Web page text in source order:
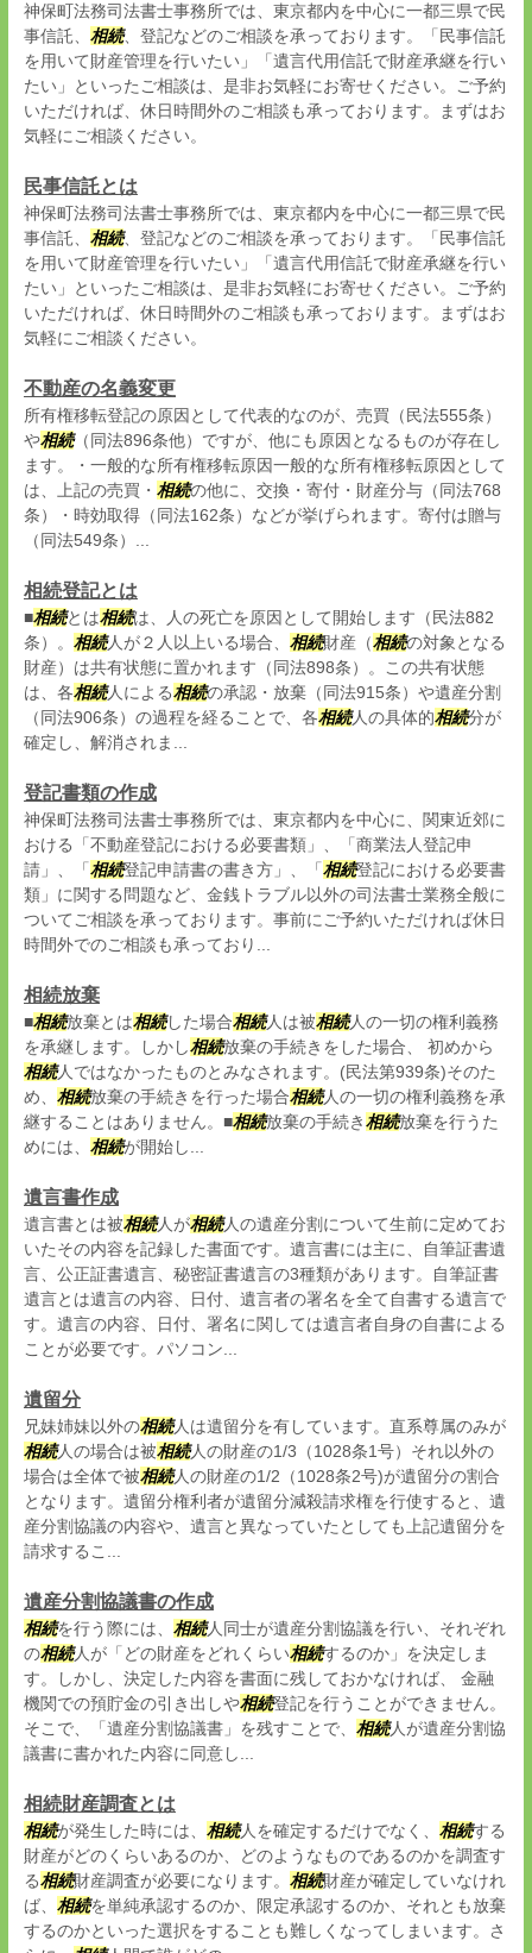
神保町法務司法書士事務所では、東京都内を中心に一都三県で民
事信託、 相続、登記などのご相談を承っております。「民事信託
を用いて財産管理を行いたい」「遺言代用信託で財産承継を行い
たい」といったご相談は、是非お気軽にお寄せください。ご予約
いただければ、休日時間外のご相談も承っております。まずはお
気軽にご相談ください。
民事信託とは
神保町法務司法書士事務所では、東京都内を中心に一都三県で民
事信託、 相続、登記などのご相談を承っております。「民事信託
を用いて財産管理を行いたい」「遺言代用信託で財産承継を行い
たい」といったご相談は、是非お気軽にお寄せください。ご予約
いただければ、休日時間外のご相談も承っております。まずはお
気軽にご相談ください。
不動産の名義変更
所有権移転登記の原因として代表的なのが、売買（民法555条）
や相続（同法896条他）ですが、他にも原因となるものが存在し
ます。・一般的な所有権移転原因一般的な所有権移転原因として
は、上記の売買・ 相続の他に、交換・寄付・財産分与（同法768
条）・時効取得（同法162条）などが挙げられます。寄付は贈与
（同法549条）...
相続登記とは
■相続とは相続は、人の死亡を原因として開始します（民法882
条）。 相続人が２人以上いる場合、 相続財産（相続の対象となる
財産）は共有状態に置かれます（同法898条）。この共有状態
は、各相続人による相続の承認・放棄（同法915条）や遺産分割
（同法906条）の過程を経ることで、各相続人の具体的相続分が
確定し、解消されま...
登記書類の作成
神保町法務司法書士事務所では、東京都内を中心に、関東近郊に
おける「不動産登記における必要書類」、「商業法人登記申
請」、「 相続登記申請書の書き方」、「 相続登記における必要書
類」に関する問題など、金銭トラブル以外の司法書士業務全般に
ついてご相談を承っております。事前にご予約いただければ休日
時間外でのご相談も承っており...
相続放棄
■相続放棄とは相続した場合相続人は被相続人の一切の権利義務
を承継します。しかし相続放棄の手続きをした場合、 初めから
相続人ではなかったものとみなされます。(民法第939条)そのた
め、 相続放棄の手続きを行った場合相続人の一切の権利義務を承
継することはありません。■相続放棄の手続き相続放棄を行うた
めには、 相続が開始し...
遺言書作成
遺言書とは被相続人が相続人の遺産分割について生前に定めてお
いたその内容を記録した書面です。遺言書には主に、自筆証書遺
言、公正証書遺言、秘密証書遺言の3種類があります。自筆証書
遺言とは遺言の内容、日付、遺言者の署名を全て自書する遺言で
す。遺言の内容、日付、署名に関しては遺言者自身の自書による
ことが必要です。パソコン...
遺留分
兄妹姉妹以外の相続人は遺留分を有しています。直系尊属のみが
相続人の場合は被相続人の財産の1/3（1028条1号）それ以外の
場合は全体で被相続人の財産の1/2（1028条2号)が遺留分の割合
となります。遺留分権利者が遺留分減殺請求権を行使すると、遺
産分割協議の内容や、遺言と異なっていたとしても上記遺留分を
請求するこ...
遺産分割協議書の作成
相続を行う際には、 相続人同士が遺産分割協議を行い、それぞれ
の相続人が「どの財産をどれくらい相続するのか」を決定しま
す。しかし、決定した内容を書面に残しておかなければ、 金融
機関での預貯金の引き出しや相続登記を行うことができません。
そこで、「遺産分割協議書」を残すことで、 相続人が遺産分割協
議書に書かれた内容に同意し...
相続財産調査とは
相続が発生した時には、 相続人を確定するだけでなく、 相続する
財産がどのくらいあるのか、どのようなものであるのかを調査す
る相続財産調査が必要になります。 相続財産が確定していなけれ
ば、 相続を単純承認するのか、限定承認するのか、それとも放棄
するのかといった選択をすることも難しくなってしまいます。さ